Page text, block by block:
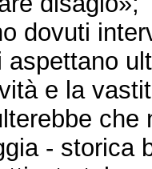
dovuti
aspettano
e la
che
- storica